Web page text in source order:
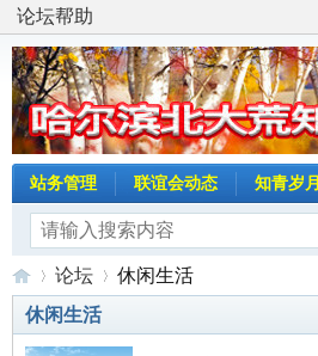
论坛帮助
站务管理 联谊会动态 知青岁月
论坛
休闲生活
休闲生活